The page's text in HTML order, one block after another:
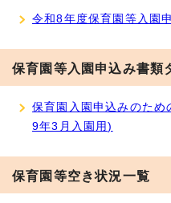
令和8年度保育園等入園
保育園等入園申込み書類
保育園入園申込みのた
9年3月入園用)
保育園等空き状況一覧